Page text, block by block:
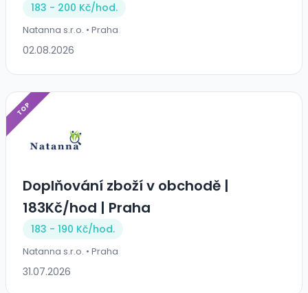
183 - 200 Kč/hod.
Natanna s.r.o. • Praha
02.08.2026
TOP
Doplňování zboží v obchodě |
183Kč/hod | Praha
183 - 190 Kč/hod.
Natanna s.r.o. • Praha
31.07.2026